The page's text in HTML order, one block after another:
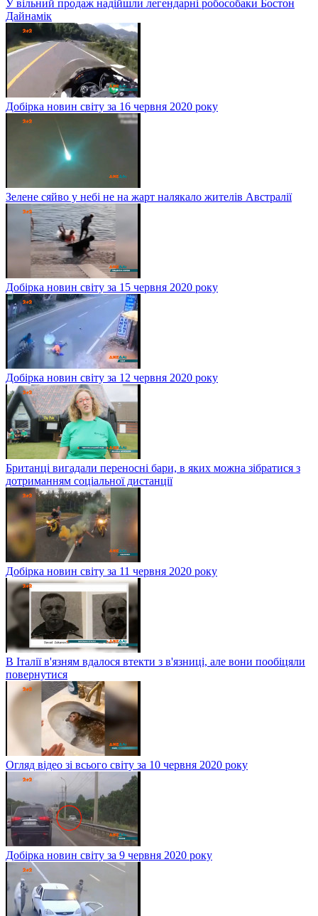
У вільний продаж надійшли легендарні робособаки Бостон
Дайнамік
Добірка новин світу за 16 червня 2020 року
Зелене сяйво у небі не на жарт налякало жителів Австралії
Добірка новин світу за 15 червня 2020 року
Добірка новин світу за 12 червня 2020 року
Британці вигадали переносні бари, в яких можна зібратися з
дотриманням соціальної дистанції
Добірка новин світу за 11 червня 2020 року
В Італії в'язням вдалося втекти з в'язниці, але вони пообіцяли
повернутися
Огляд відео зі всього світу за 10 червня 2020 року
Добірка новин світу за 9 червня 2020 року